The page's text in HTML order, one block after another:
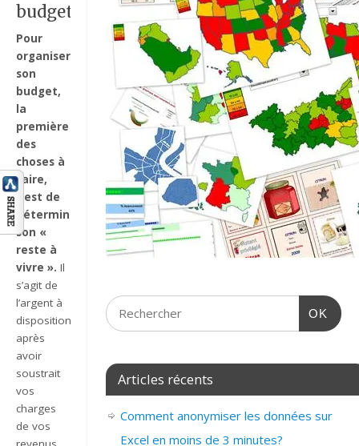
budget
Pour
organiser
son
budget,
la
première
des
choses à
faire,
c’est de
déterminer
son «
reste à
vivre ». Il
s’agit de
l’argent à
disposition
après
avoir
soustrait
vos
charges
de vos
OK
Articles récents
Comment anonymiser les données sur
Excel en moins de 3 minutes?